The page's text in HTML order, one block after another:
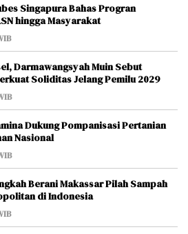
Singapura Bahas Progran
hingga Masyarakat
Darmawangsyah Muin Sebut
Soliditas Jelang Pemilu 2029
Dukung Pompanisasi Pertanian
Nasional
Berani Makassar Pilah Sampah
di Indonesia